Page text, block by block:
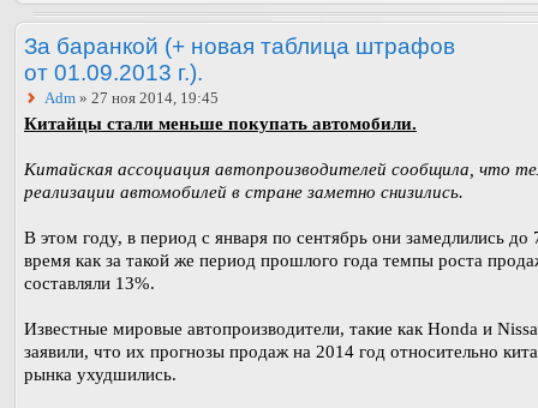
За баранкой (+ новая таблица штрафов
от 01.09.2013 г.).
Adm » 27 ноя 2014, 19:45
Китайцы стали меньше покупать автомобили.
Китайская ассоциация автопроизводителей сообщила, что
реализации автомобилей в стране заметно снизились.
В этом году, в период с января по сентябрь они замедлились до
время как за такой же период прошлого года темпы роста
составляли 13%.
Известные мировые автопроизводители, такие как Honda и
заявили, что их прогнозы продаж на 2014 год относительно
рынка ухудшились.